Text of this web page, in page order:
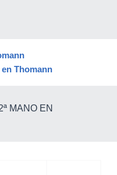
en Thomann
MANO EN